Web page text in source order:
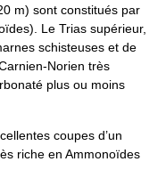
m) sont constitués par
Le Trias supérieur,
schisteuses et de
Norien très
plus ou moins
coupes d’un
ès riche en Ammonoïdes